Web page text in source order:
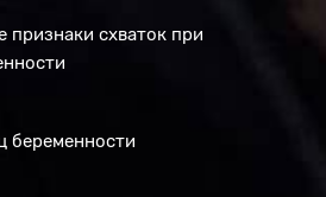
признаки схваток при
беременности